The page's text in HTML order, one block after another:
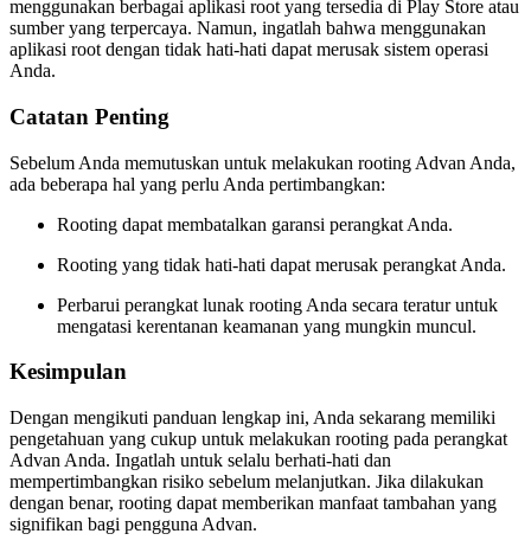
menggunakan berbagai aplikasi root yang tersedia di Play Store atau
sumber yang terpercaya. Namun, ingatlah bahwa menggunakan
aplikasi root dengan tidak hati-hati dapat merusak sistem operasi
Anda.
Catatan Penting
Sebelum Anda memutuskan untuk melakukan rooting Advan Anda,
ada beberapa hal yang perlu Anda pertimbangkan:
Rooting dapat membatalkan garansi perangkat Anda.
Rooting yang tidak hati-hati dapat merusak perangkat Anda.
Perbarui perangkat lunak rooting Anda secara teratur untuk
mengatasi kerentanan keamanan yang mungkin muncul.
Kesimpulan
Dengan mengikuti panduan lengkap ini, Anda sekarang memiliki
pengetahuan yang cukup untuk melakukan rooting pada perangkat
Advan Anda. Ingatlah untuk selalu berhati-hati dan
mempertimbangkan risiko sebelum melanjutkan. Jika dilakukan
dengan benar, rooting dapat memberikan manfaat tambahan yang
signifikan bagi pengguna Advan.